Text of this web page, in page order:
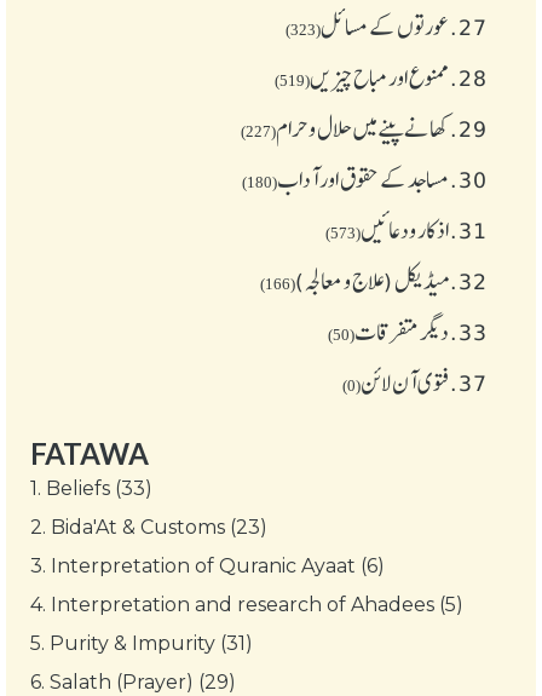
27. عورتوں کے مسائل(323)
28. ممنوع اور مباح چیز یں(519)
29. کھانے پینے میں حلال و حرام(227)
30. مساجد کے حقوق اور آداب(180)
31. اذکار ودعائیں(573)
32. میڈیکل (علاج و معالجہ)(166)
33. دیگر متفرقات(50)
37. فتوی آن لائن(0)
FATAWA
1. Beliefs (33)
2. Bida'At & Customs (23)
3. Interpretation of Quranic Ayaat (6)
4. Interpretation and research of Ahadees (5)
5. Purity & Impurity (31)
6. Salath (Prayer) (29)